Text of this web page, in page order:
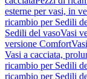
esterne per vasi, in
ricambio per Sedili
Sedili del vasoVasi
versione Comfort
Vasi a cacciata,
ricambio per Sedili
ricambio per Sedili